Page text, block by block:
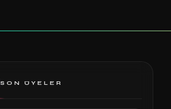
SON ÜYELER